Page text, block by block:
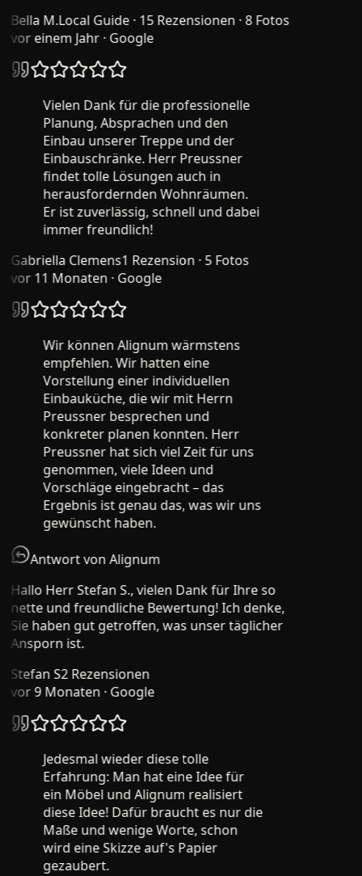
Bella M.Local Guide · 15 Rezensionen · 8 Fotos
vor einem Jahr· Google
Vielen Dank für die professionelle
Planung, Absprachen und den
Einbau unserer Treppe und der
Einbauschränke. Herr Preussner
findet tolle Lösungen auch in
herausfordernden Wohnräumen.
Er ist zuverlässig, schnell und dabei
immer freundlich!
Gabriella Clemens1 Rezension · 5 Fotos
vor 11 Monaten· Google
Wir können Alignum wärmstens
empfehlen. Wir hatten eine
Vorstellung einer individuellen
Einbauküche, die wir mit Herrn
Preussner besprechen und
konkreter planen konnten. Herr
Preussner hat sich viel Zeit für uns
genommen, viele Ideen und
Vorschläge eingebracht – das
Ergebnis ist genau das, was wir uns
gewünscht haben.
Antwort von Alignum
Hallo Herr Stefan S., vielen Dank für Ihre so
nette und freundliche Bewertung! Ich denke,
Sie haben gut getroffen, was unser täglicher
Ansporn ist.
Stefan S2 Rezensionen
vor 9 Monaten· Google
Jedesmal wieder diese tolle
Erfahrung: Man hat eine Idee für
ein Möbel und Alignum realisiert
diese Idee! Dafür braucht es nur die
Maße und wenige Worte, schon
wird eine Skizze auf's Papier
gezaubert.